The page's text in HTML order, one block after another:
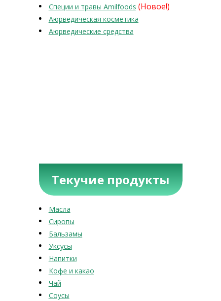
Специи и травы Amilfoods (Новое!)
Аюрведическая косметика
Аюрведические средства
Текучие продукты
Масла
Сиропы
Бальзамы
Уксусы
Напитки
Кофе и какао
Чай
Соусы